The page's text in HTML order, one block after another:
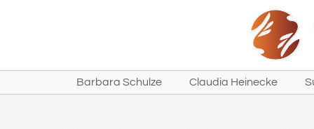
Barbara Schulze Claudia Heinecke